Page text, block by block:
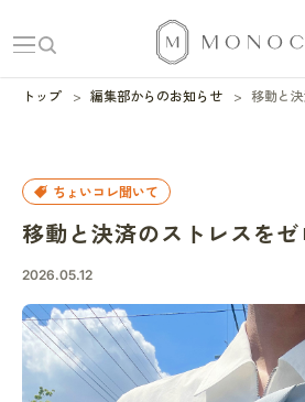
トップ 編集部からのお知らせ 移動と
ちょいコレ聞いて
移動と決済のストレスをゼ
2026.05.12